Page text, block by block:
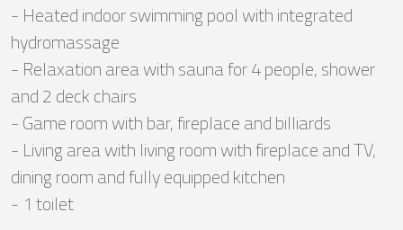
- Heated indoor swimming pool with integrated
hydromassage
- Relaxation area with sauna for 4 people, shower
and 2 deck chairs
- Game room with bar, fireplace and billiards
- Living area with living room with fireplace and TV,
dining room and fully equipped kitchen
- 1 toilet